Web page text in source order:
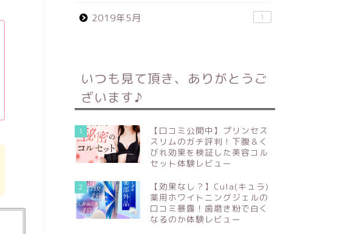
2019年5月 1
いつも見て頂き、ありがとうご
ざいます♪
1
【口コミ公開中】プリンセス
スリムのガチ評判！下腹＆く
びれ効果を検証した美容コル
セット体験レビュー
2
【効果なし？】Cula(キュラ)
薬用ホワイトニングジェルの
口コミ暴露！歯磨き粉で白く
なるのか体験レビュー